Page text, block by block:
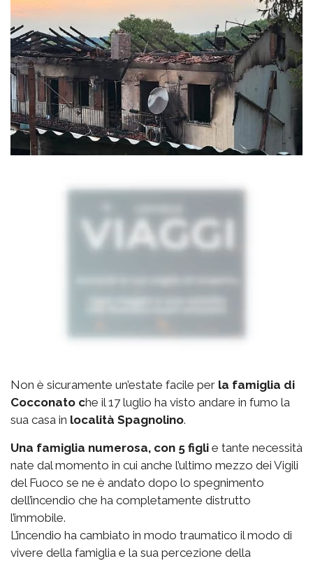
Non è sicuramente un’estate facile per la famiglia di
Cocconato che il 17 luglio ha visto andare in fumo la
sua casa in località Spagnolino.
Una famiglia numerosa, con 5 figli e tante necessità
nate dal momento in cui anche l’ultimo mezzo dei Vigili
del Fuoco se ne è andato dopo lo spegnimento
dell’incendio che ha completamente distrutto
l’immobile.
L’incendio ha cambiato in modo traumatico il modo di
vivere della famiglia e la sua percezione della